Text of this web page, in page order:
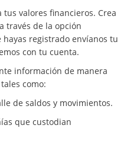
tus valores financieros. Crea
través de la opción
hayas registrado envíanos tu
con tu cuenta.
información de manera
como:
de saldos y movimientos.
que custodian